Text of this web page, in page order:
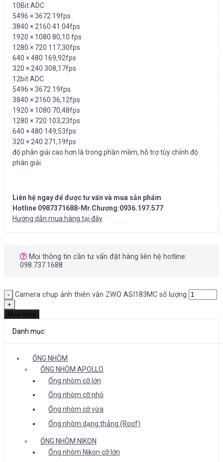
10Bit ADC
5496 × 3672 19fps
3840 × 2160 41.04fps
1920 × 1080 80,10 fps
1280 × 720 117,30fps
640 × 480 169,92fps
320 × 240 308,17fps
12bit ADC
5496 × 3672 19fps
3840 × 2160 36,12fps
1920 × 1080 70,48fps
1280 × 720 103,23fps
640 × 480 149,53fps
320 × 240 271,19fps
độ phân giải cao hơn là trong phần mềm, hỗ trợ tùy chỉnh độ
phân giải.
Liên hệ ngay để được tư vấn và mua sản phẩm
Hotline 0987371688-Mr.Chương:0936.197.577
Hướng dẫn mua hàng tại đây
Mọi thông tin cần tư vấn đặt hàng liên hệ hotline:
098.737.1688
Camera chụp ảnh thiên văn ZWO ASI183MC số lượng
Mua hàng
Danh mục
ỐNG NHÒM
ỐNG NHÒM APOLLO
Ống nhòm cỡ lớn
Ống nhòm cỡ nhỏ
Ống nhòm cỡ vừa
Ống nhòm dạng thẳng (Roof)
ỐNG NHÒM NIKON
Ống nhòm Nikon cỡ lớn